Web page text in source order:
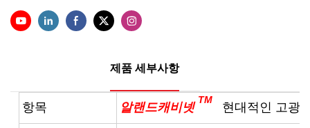
제품 세부사항
항목 알랜드캐비넷
TM
현대적인 고광